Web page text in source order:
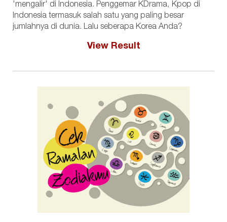
'mengalir' di Indonesia. Penggemar KDrama, Kpop di
Indonesia termasuk salah satu yang paling besar
jumlahnya di dunia. Lalu seberapa Korea Anda?
View Result